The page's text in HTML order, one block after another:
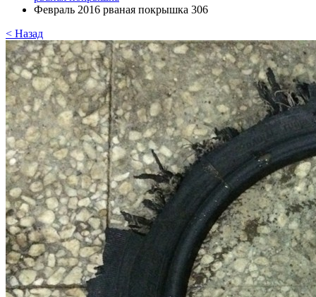
Февраль 2016 рваная покрышка 306
< Назад